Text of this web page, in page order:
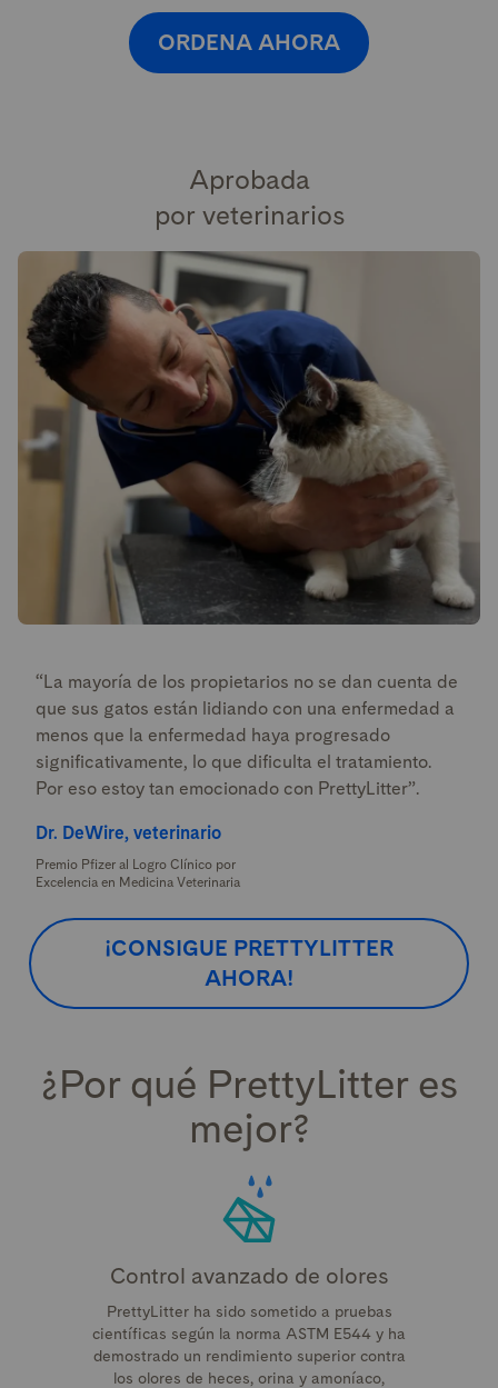
ORDENA AHORA
Aprobada
por veterinarios
“La mayoría de los propietarios no se dan cuenta de
que sus gatos están lidiando con una enfermedad a
menos que la enfermedad haya progresado
significativamente, lo que dificulta el tratamiento.
Por eso estoy tan emocionado con PrettyLitter”.
Dr. DeWire, veterinario
Premio Pfizer al Logro Clínico por
Excelencia en Medicina Veterinaria
¡CONSIGUE PRETTYLITTER
AHORA!
¿Por qué PrettyLitter es
mejor?
Control avanzado de olores
PrettyLitter ha sido sometido a pruebas
científicas según la norma ASTM E544 y ha
demostrado un rendimiento superior contra
los olores de heces, orina y amoníaco,